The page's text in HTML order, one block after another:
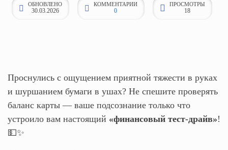
ОБНОВЛЕНО
30.03.2026
КОММЕНТАРИИ
0
ПРОСМОТРЫ
18
Проснулись с ощущением приятной тяжести в руках
и шуршанием бумаги в ушах? Не спешите проверять
баланс карты — ваше подсознание только что
устроило вам настоящий «финансовый тест-драйв»!
💵✨